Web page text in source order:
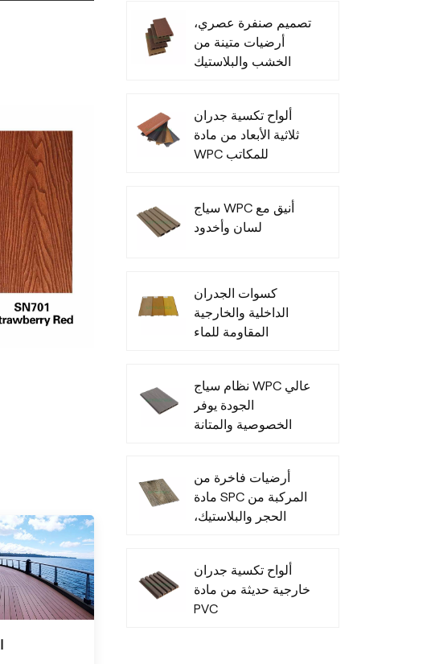
تصميم صنفرة عصري،
أرضيات متينة من
الخشب والبلاستيك
ألواح تكسية جدران
ثلاثية الأبعاد من مادة
WPC للمكاتب
سياج WPC أنيق مع
لسان وأخدود
كسوات الجدران
الداخلية والخارجية
المقاومة للماء
نظام سياج WPC عالي
الجودة يوفر
الخصوصية والمتانة
أرضيات فاخرة من
مادة SPC المركبة من
الحجر والبلاستيك،
ألواح تكسية جدران
خارجية حديثة من مادة
PVC